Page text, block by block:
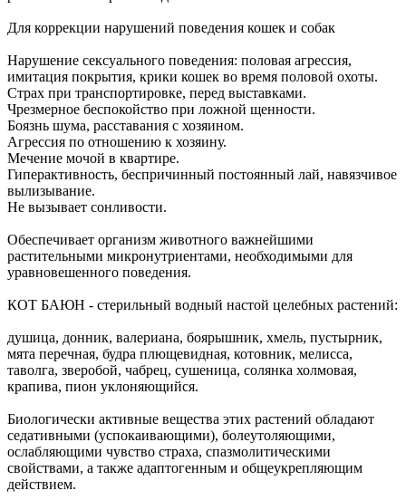
Для коррекции нарушений поведения кошек и собак
Нарушение сексуального поведения: половая агрессия,
имитация покрытия, крики кошек во время половой охоты.
Страх при транспортировке, перед выставками.
Чрезмерное беспокойство при ложной щенности.
Боязнь шума, расставания с хозяином.
Агрессия по отношению к хозяину.
Мечение мочой в квартире.
Гиперактивность, беспричинный постоянный лай, навязчивое
вылизывание.
Не вызывает сонливости.
Обеспечивает организм животного важнейшими
растительными микронутриентами, необходимыми для
уравновешенного поведения.
КОТ БАЮН - стерильный водный настой целебных растений:
душица, донник, валериана, боярышник, хмель, пустырник,
мята перечная, будра плющевидная, котовник, мелисса,
таволга, зверобой, чабрец, сушеница, солянка холмовая,
крапива, пион уклоняющийся.
Биологически активные вещества этих растений обладают
седативными (успокаивающими), болеутоляющими,
ослабляющими чувство страха, спазмолитическими
свойствами, а также адаптогенным и общеукрепляющим
действием.